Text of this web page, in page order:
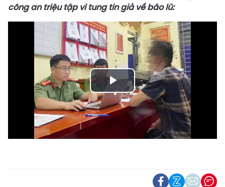
công an triệu tập vì tung tin giả về bão lũ:
Play
Video